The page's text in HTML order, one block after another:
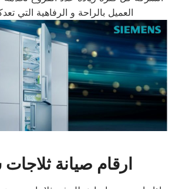
العميل بالراحة و الرفاهية التي
ارقام صيانة